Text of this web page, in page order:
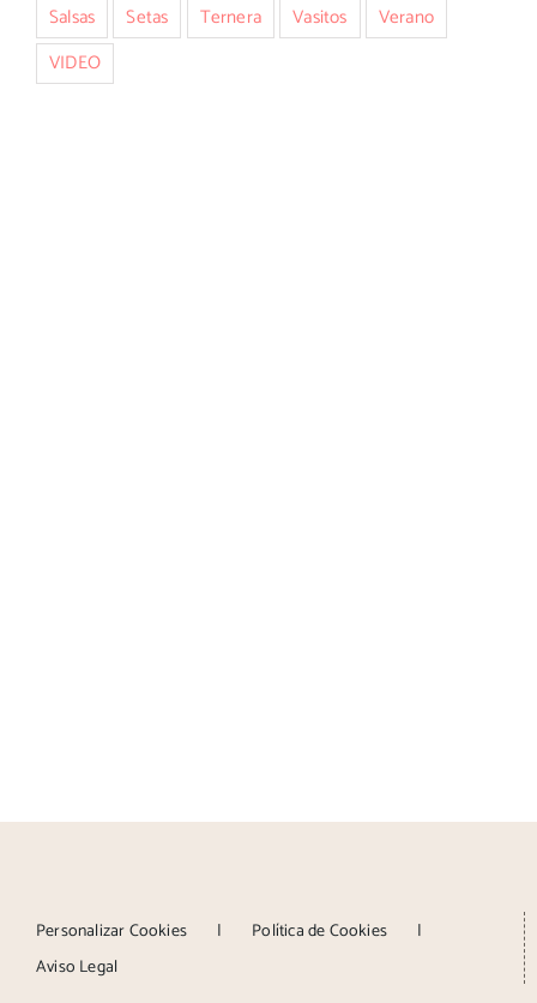
Salsas
Setas Ternera Vasitos
Verano
VIDEO
Personalizar Cookies
Política de Cookies
Aviso Legal